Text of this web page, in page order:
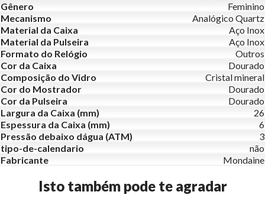
Gênero
Feminino
Mecanismo
Analógico Quartz
Material da Caixa
Aço Inox
Material da Pulseira
Aço Inox
Formato do Relógio
Outros
Cor da Caixa
Dourado
Composição do Vidro
Cristal mineral
Cor do Mostrador
Dourado
Cor da Pulseira
Dourado
Largura da Caixa (mm)
26
Espessura da Caixa (mm)
6
Pressão debaixo dágua (ATM)
3
tipo-de-calendario
não
Fabricante
Mondaine
Isto também pode te agradar